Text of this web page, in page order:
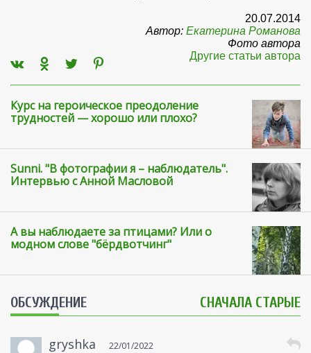
20.07.2014
Автор: Екатерина Романова
Фото автора
Другие статьи автора
Курс на героическое преодоление
трудностей — хорошо или плохо?
Sunni. "В фотографии я – наблюдатель".
Интервью с Анной Масловой
А вы наблюдаете за птицами? Или о
модном слове "бёрдвотчинг"
ОБСУЖДЕНИЕ СНАЧАЛА СТАРЫЕ
gryshka 22/01/2022